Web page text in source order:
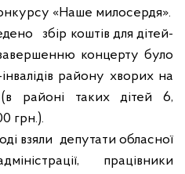
«Наше милосердя».
збір коштів для дітей-
завершенню концерту було
району хворих на
районі таких дітей 6,
грн.).
взяли депутати обласної
працівники